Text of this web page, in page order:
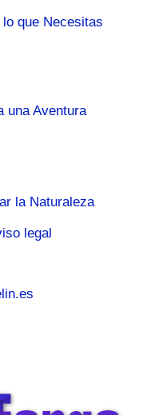
lo que Necesitas
una Aventura
la Naturaleza
legal